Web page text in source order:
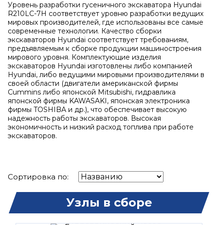
Уровень разработки гусеничного экскаватора Hyundai
R210LC-7H соответствует уровню разработки ведущих
мировых производителей, где использованы все самые
современные технологии. Качество сборки
экскаваторов Hyundai соответствует требованиям,
предъявляемым к сборке продукции машиностроения
мирового уровня. Комплектующие изделия
экскаваторов Hyundai изготовлены либо компанией
Hyundai, либо ведущими мировыми производителями в
своей области (двигатели американской фирмы
Cummins либо японской Mitsubishi, гидравлика
японской фирмы KAWASAKI, японская электроника
фирмы TOSHIBA и др.), что обеспечивает высокую
надежность работы экскаваторов. Высокая
экономичность и низкий расход топлива при работе
экскаваторов.
Сортировка по:
Узлы в сборе